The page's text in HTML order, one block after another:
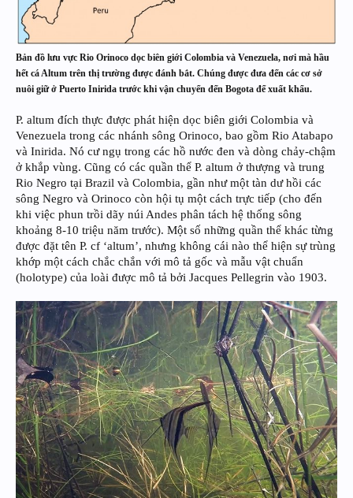
Bản đồ lưu vực Rio Orinoco dọc biên giới Colombia và Venezuela, nơi mà hầu
hết cá Altum trên thị trường được đánh bắt. Chúng được đưa đến các cơ sở
nuôi giữ ở Puerto Inirida trước khi vận chuyển đến Bogota để xuất khẩu.
P. altum đích thực được phát hiện dọc biên giới Colombia và
Venezuela trong các nhánh sông Orinoco, bao gồm Rio Atabapo
và Inirida. Nó cư ngụ trong các hồ nước đen và dòng chảy-chậm
ở khắp vùng. Cũng có các quần thể P. altum ở thượng và trung
Rio Negro tại Brazil và Colombia, gần như một tàn dư hồi các
sông Negro và Orinoco còn hội tụ một cách trực tiếp (cho đến
khi việc phun trồi dãy núi Andes phân tách hệ thống sông
khoảng 8-10 triệu năm trước). Một số những quần thể khác từng
được đặt tên P. cf ‘altum’, nhưng không cái nào thể hiện sự trùng
khớp một cách chắc chắn với mô tả gốc và mẫu vật chuẩn
(holotype) của loài được mô tả bởi Jacques Pellegrin vào 1903.